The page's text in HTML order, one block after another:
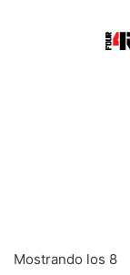
Mostrando los 8